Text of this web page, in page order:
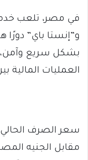
في مصر، تلعب
و”إنستا باي”
بشكل سريع وآمن،
العمليات المالية